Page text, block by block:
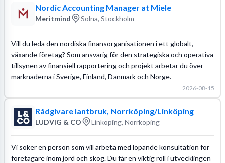
Nordic Accounting Manager at Miele
Meritmind Solna, Stockholm
Vill du leda den nordiska finansorganisationen i ett globalt,
växande företag? Som ansvarig för den strategiska och operativa
tillsynen av finansiell rapportering och projekt arbetar du över
marknaderna i Sverige, Finland, Danmark och Norge.
2026-08-15
Rådgivare lantbruk, Norrköping/Linköping
LUDVIG & CO Linköping, Norrköping
Vi söker en person som vill arbeta med löpande konsultation för
företagare inom jord och skog. Du får en viktig roll i utvecklingen